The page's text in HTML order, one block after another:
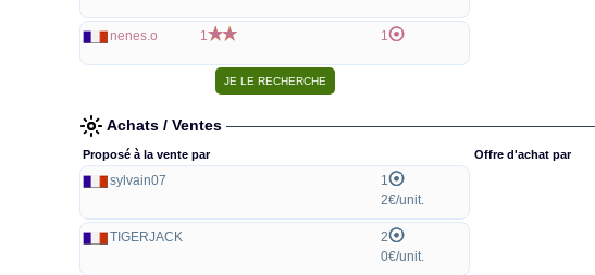
nenes.o 1 1
Achats / Ventes
Proposé à la vente par
sylvain07
1
2€/unit.
TIGERJACK
2
0€/unit.
Offre d'achat par